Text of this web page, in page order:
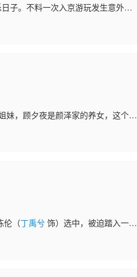
子。不料一次入京游玩发生意外，
榆之后，季曼不但要承受被宁钰轩
妹，顾夕夜是颜泽家的养女，这个女
顾夕夜一比，颜泽就平凡的多了，
伦（丁禹兮 饰）选中，被迫踏入一场
，在陈伦的精心打造下，刘全龙瞬间